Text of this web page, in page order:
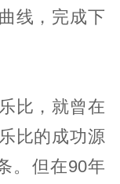
线，完成下
比，就曾在
比的成功源
。但在90年